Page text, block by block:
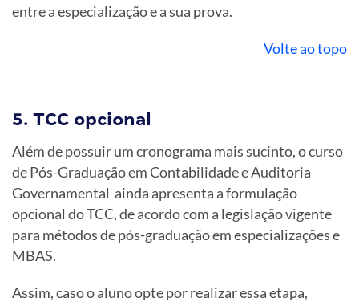
entre a especialização e a sua prova.
Volte ao topo
5. TCC opcional
Além de possuir um cronograma mais sucinto, o curso
de Pós-Graduação em Contabilidade e Auditoria
Governamental ainda apresenta a formulação
opcional do TCC, de acordo com a legislação vigente
para métodos de pós-graduação em especializações e
MBAS.
Assim, caso o aluno opte por realizar essa etapa,